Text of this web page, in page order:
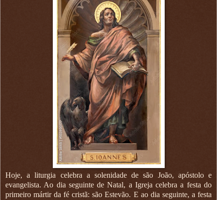
Hoje, a liturgia celebra a solenidade de são João, apóstolo e
evangelista. Ao dia seguinte de Natal, a Igreja celebra a festa do
primeiro mártir da fé cristã: são Estevão. E ao dia seguinte, a festa